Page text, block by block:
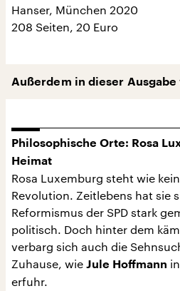
Hanser, München 2020
208 Seiten, 20 Euro
Außerdem in dieser
Philosophische Orte: Rosa
Heimat
Rosa Luxemburg steht wie
Revolution. Zeitlebens hat sie
Reformismus der SPD stark
politisch. Doch hinter dem
verbarg sich auch die
Zuhause, wie Jule Hoffmann
erfuhr.